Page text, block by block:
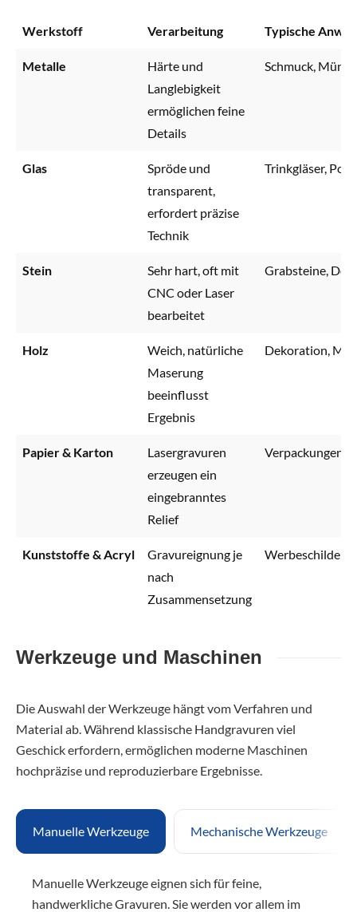
Werkstoff Verarbeitung Typische
Metalle
Härte und
Langlebigkeit
ermöglichen feine
Details
Schmuck,
Glas
Spröde und
transparent,
erfordert präzise
Technik
Trinkgläser,
Stein
Sehr hart, oft mit
CNC oder Laser
bearbeitet
Grabsteine,
Holz
Weich, natürliche
Maserung
beeinflusst
Ergebnis
Dekoration,
Papier & Karton
Lasergravuren
erzeugen ein
eingebranntes
Relief
Verpackungen,
Kunststoffe & Acryl
Gravureignung je
nach
Zusammensetzung
Werbeschilder,
Werkzeuge und Maschinen
Die Auswahl der Werkzeuge hängt vom Verfahren und
Material ab. Während klassische Handgravuren viel
Geschick erfordern, ermöglichen moderne Maschinen
hochpräzise und reproduzierbare Ergebnisse.
Manuelle Werkzeuge Mechanische Werkzeuge
Manuelle Werkzeuge eignen sich für feine,
handwerkliche Gravuren. Sie werden vor allem im